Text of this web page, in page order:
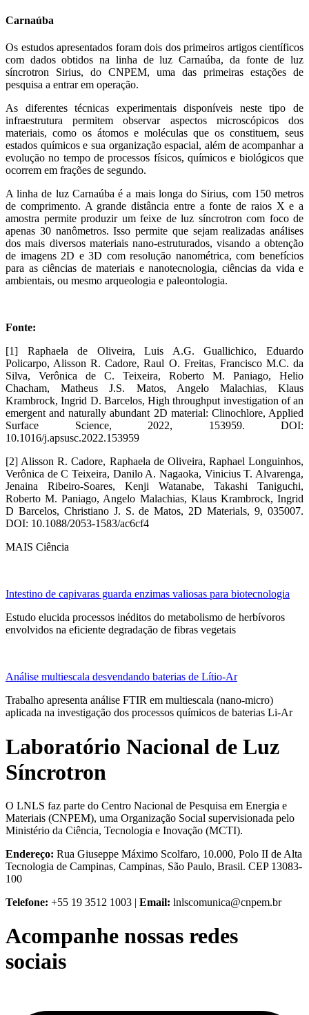
Carnaúba
Os estudos apresentados foram dois dos primeiros artigos científicos
com dados obtidos na linha de luz Carnaúba, da fonte de luz
síncrotron Sirius, do CNPEM, uma das primeiras estações de
pesquisa a entrar em operação.
As diferentes técnicas experimentais disponíveis neste tipo de
infraestrutura permitem observar aspectos microscópicos dos
materiais, como os átomos e moléculas que os constituem, seus
estados químicos e sua organização espacial, além de acompanhar a
evolução no tempo de processos físicos, químicos e biológicos que
ocorrem em frações de segundo.
A linha de luz Carnaúba é a mais longa do Sirius, com 150 metros
de comprimento. A grande distância entre a fonte de raios X e a
amostra permite produzir um feixe de luz síncrotron com foco de
apenas 30 nanômetros. Isso permite que sejam realizadas análises
dos mais diversos materiais nano-estruturados, visando a obtenção
de imagens 2D e 3D com resolução nanométrica, com benefícios
para as ciências de materiais e nanotecnologia, ciências da vida e
ambientais, ou mesmo arqueologia e paleontologia.
Fonte:
[1] Raphaela de Oliveira, Luis A.G. Guallichico, Eduardo
Policarpo, Alisson R. Cadore, Raul O. Freitas, Francisco M.C. da
Silva, Verônica de C. Teixeira, Roberto M. Paniago, Helio
Chacham, Matheus J.S. Matos, Angelo Malachias, Klaus
Krambrock, Ingrid D. Barcelos, High throughput investigation of an
emergent and naturally abundant 2D material: Clinochlore, Applied
Surface Science, 2022, 153959. DOI:
10.1016/j.apsusc.2022.153959
[2] Alisson R. Cadore, Raphaela de Oliveira, Raphael Longuinhos,
Verônica de C Teixeira, Danilo A. Nagaoka, Vinicius T. Alvarenga,
Jenaina Ribeiro-Soares, Kenji Watanabe, Takashi Taniguchi,
Roberto M. Paniago, Angelo Malachias, Klaus Krambrock, Ingrid
D Barcelos, Christiano J. S. de Matos, 2D Materials, 9, 035007.
DOI: 10.1088/2053-1583/ac6cf4
MAIS Ciência
Intestino de capivaras guarda enzimas valiosas para biotecnologia
Estudo elucida processos inéditos do metabolismo de herbívoros
envolvidos na eficiente degradação de fibras vegetais
Análise multiescala desvendando baterias de Lítio-Ar
Trabalho apresenta análise FTIR em multiescala (nano-micro)
aplicada na investigação dos processos químicos de baterias Li-Ar
Laboratório Nacional de Luz
Síncrotron
O LNLS faz parte do Centro Nacional de Pesquisa em Energia e
Materiais (CNPEM), uma Organização Social supervisionada pelo
Ministério da Ciência, Tecnologia e Inovação (MCTI).
Endereço: Rua Giuseppe Máximo Scolfaro, 10.000, Polo II de Alta
Tecnologia de Campinas, Campinas, São Paulo, Brasil. CEP 13083-
100
Telefone: +55 19 3512 1003 | Email: lnlscomunica@cnpem.br
Acompanhe nossas redes
sociais